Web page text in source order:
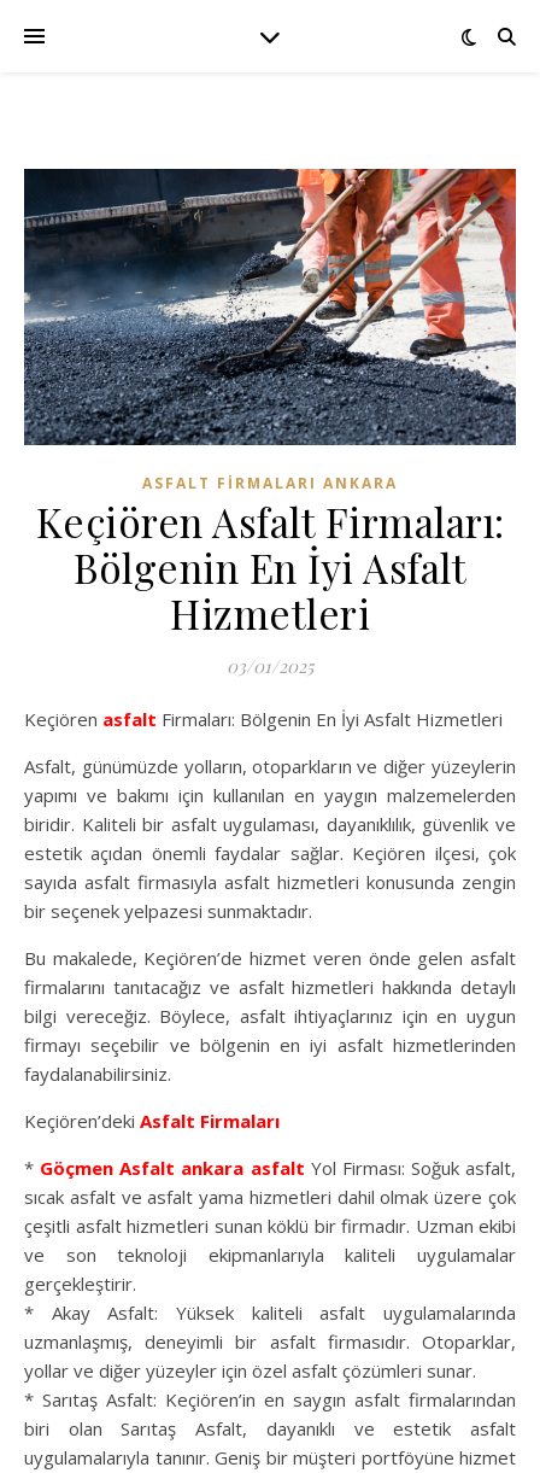
ASFALT FIRMALARI ANKARA
Keçiören Asfalt Firmaları:
Bölgenin En İyi Asfalt
Hizmetleri
03/01/2025
Keçiören asfalt Firmaları: Bölgenin En İyi Asfalt Hizmetleri
Asfalt, günümüzde yolların, otoparkların ve diğer yüzeylerin
yapımı ve bakımı için kullanılan en yaygın malzemelerden
biridir. Kaliteli bir asfalt uygulaması, dayanıklılık, güvenlik ve
estetik açıdan önemli faydalar sağlar. Keçiören ilçesi, çok
sayıda asfalt firmasıyla asfalt hizmetleri konusunda zengin
bir seçenek yelpazesi sunmaktadır.
Bu makalede, Keçiören’de hizmet veren önde gelen asfalt
firmalarını tanıtacağız ve asfalt hizmetleri hakkında detaylı
bilgi vereceğiz. Böylece, asfalt ihtiyaçlarınız için en uygun
firmayı seçebilir ve bölgenin en iyi asfalt hizmetlerinden
faydalanabilirsiniz.
Keçiören’deki Asfalt Firmaları
* Göçmen Asfalt ankara asfalt Yol Firması: Soğuk asfalt,
sıcak asfalt ve asfalt yama hizmetleri dahil olmak üzere çok
çeşitli asfalt hizmetleri sunan köklü bir firmadır. Uzman ekibi
ve son teknoloji ekipmanlarıyla kaliteli uygulamalar
gerçekleştirir.
* Akay Asfalt: Yüksek kaliteli asfalt uygulamalarında
uzmanlaşmış, deneyimli bir asfalt firmasıdır. Otoparklar,
yollar ve diğer yüzeyler için özel asfalt çözümleri sunar.
* Sarıtaş Asfalt: Keçiören’in en saygın asfalt firmalarından
biri olan Sarıtaş Asfalt, dayanıklı ve estetik asfalt
uygulamalarıyla tanınır. Geniş bir müşteri portföyüne hizmet